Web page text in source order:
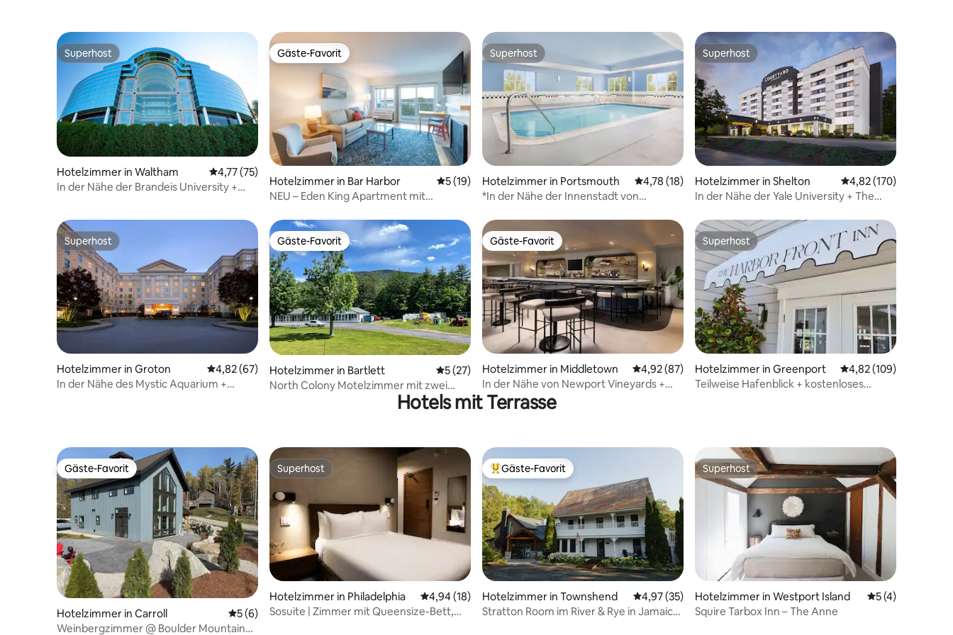
Superhost
Superhost
Hotelzimmer in Waltham Durchschnittliche Bewertung: 4,77 von 5, 75 Bewertungen
4,77 (75)
In der Nähe der Brandeis University +
Gäste-Favorit
Gäste-Favorit
Hotelzimmer in Bar Harbor Durchschnittliche Bewertung: 5 von 5, 19 Bewertungen
5 (19)
NEU – Eden King Apartment mit
Superhost
Superhost
Hotelzimmer in Portsmouth Durchschnittliche Bewertung: 4,78 von 5, 18 Bewertungen
4,78 (18)
*In der Nähe der Innenstadt von
Superhost
Superhost
Hotelzimmer in Shelton Durchschnittliche
4,82 (170)
In der Nähe der Yale University + The
Superhost
Superhost
Hotelzimmer in Groton Durchschnittliche Bewertung: 4,82 von 5, 67 Bewertungen
4,82 (67)
In der Nähe des Mystic Aquarium +
Gäste-Favorit
Gäste-Favorit
Hotelzimmer in Bartlett Durchschnittliche Bewertung: 5 von 5, 27 Bewertungen
5 (27)
North Colony Motelzimmer mit zwei
Gäste-Favorit
Gäste-Favorit
Hotelzimmer in Middletown Durchschnittliche Bewertung: 4,92 von 5, 87 Bewertungen
4,92 (87)
In der Nähe von Newport Vineyards +
Restaurant und Fitnessraum vor Ort
Superhost
Superhost
Hotelzimmer in Greenport Durchschnittliche
4,82 (109)
Teilweise Hafenblick + kostenloses
Hotels mit Terrasse
Gäste-Favorit
Gäste-Favorit
Hotelzimmer in Carroll Durchschnittliche Bewertung: 5 von 5, 6 Bewertungen
5 (6)
Weinbergzimmer @ Boulder Mountain
Superhost
Superhost
Hotelzimmer in Philadelphia Durchschnittliche Bewertung: 4,94 von 5, 18 Bewertungen
4,94 (18)
Sosuite | Zimmer mit Queensize-Bett,
Beliebter Gäste-Favorit.
Gäste-Favorit
Hotelzimmer in Townshend Durchschnittliche Bewertung: 4,97 von 5, 35 Bewertungen
4,97 (35)
Stratton Room im River & Rye in Jamaica,
Superhost
Superhost
Hotelzimmer in Westport Island
5 (4)
Squire Tarbox Inn – The Anne